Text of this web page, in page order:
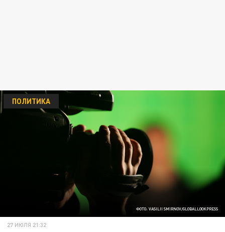
ФОТО: VASILII SMIRNOV/GLOBALLOOKPRESS
ПОЛИТИКА
27 ИЮЛЯ 21:32